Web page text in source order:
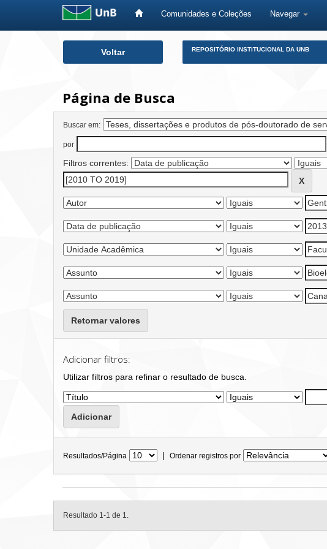
Comunidades e Coleções Navegar
Voltar REPOSITÓRIO INSTITUCIONAL DA UNB
Página de Busca
Buscar em:
por
Filtros correntes:
Retornar valores
Adicionar filtros:
Utilizar filtros para refinar o resultado de busca.
Resultados/Página | Ordenar registros por
Resultado 1-1 de 1.